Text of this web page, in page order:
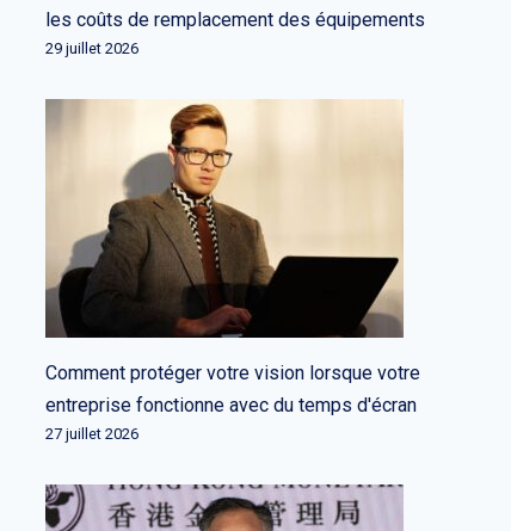
StudentFinance récolte 41
millions de dollars pour aider les
Européens à se perfectionner
Par L'équipe rédactionnelle 1 mars 2023
les coûts de remplacement des équipements
29 juillet 2026
Comment protéger votre vision lorsque votre
entreprise fonctionne avec du temps d'écran
27 juillet 2026